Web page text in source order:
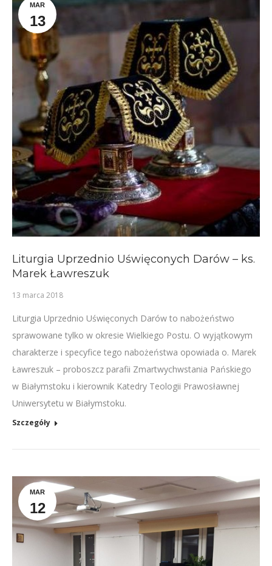
MAR
13
Liturgia Uprzednio Uświęconych Darów – ks.
Marek Ławreszuk
13 marca 2018
Liturgia Uprzednio Uświęconych Darów to nabożeństwo
sprawowane tylko w okresie Wielkiego Postu. O wyjątkowym
charakterze i specyfice tego nabożeństwa opowiada o. Marek
Ławreszuk – proboszcz parafii Zmartwychwstania Pańskiego
w Białymstoku i kierownik Katedry Teologii Prawosławnej
Uniwersytetu w Białymstoku.
Szczegóły
MAR
12